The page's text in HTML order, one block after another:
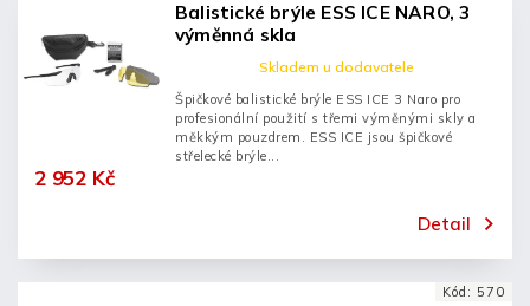
Balistické brýle ESS ICE NARO, 3
výměnná skla
Skladem u dodavatele
2 952 Kč
Detail
Špičkové balistické brýle ESS ICE 3 Naro pro
profesionální použití s třemi výměnými skly a
měkkým pouzdrem. ESS ICE jsou špičkové
střelecké brýle...
Kód: 570